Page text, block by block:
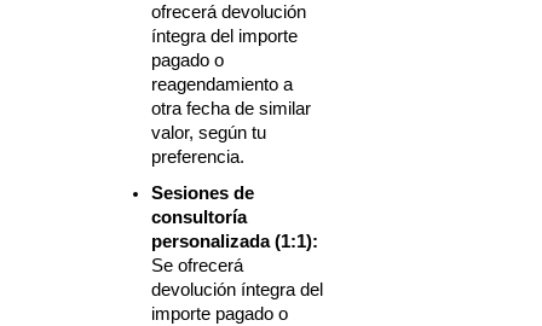
ofrecerá devolución
íntegra del importe
pagado o
reagendamiento a
otra fecha de similar
valor, según tu
preferencia.
Sesiones de
consultoría
personalizada (1:1):
Se ofrecerá
devolución íntegra del
importe pagado o